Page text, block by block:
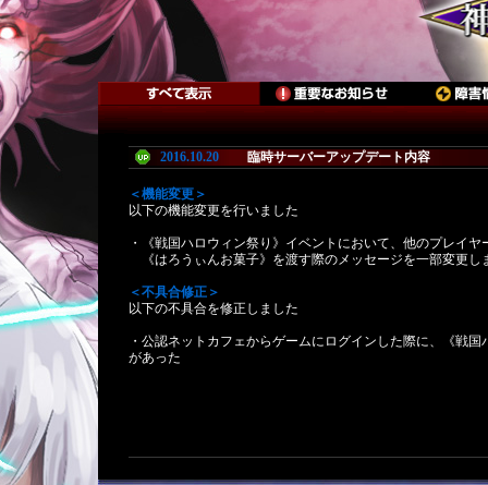
2016.10.20 臨時サーバーアップデート内容
＜機能変更＞
以下の機能変更を行いました
・《戦国ハロウィン祭り》イベントにおいて、他のプレイヤ
《はろうぃんお菓子》を渡す際のメッセージを一部変更し
＜不具合修正＞
以下の不具合を修正しました
・公認ネットカフェからゲームにログインした際に、《戦
があった